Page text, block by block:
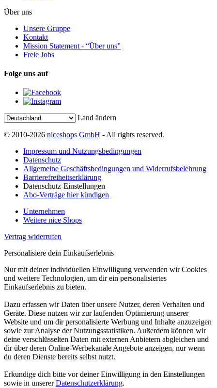
Über uns
Unsere Gruppe
Kontakt
Mission Statement - “Über uns”
Freie Jobs
Folge uns auf
Land ändern
© 2010-2026 niceshops GmbH - All rights reserved.
Impressum und Nutzungsbedingungen
Datenschutz
Allgemeine Geschäftsbedingungen und Widerrufsbelehrung
Barrierefreiheitserklärung
Datenschutz-Einstellungen
Abo-Verträge hier kündigen
Unternehmen
Weitere nice Shops
Vertrag widerrufen
Personalisiere dein Einkaufserlebnis
Nur mit deiner individuellen Einwilligung verwenden wir Cookies
und weitere Technologien, um dir ein personalisiertes
Einkaufserlebnis zu bieten.
Dazu erfassen wir Daten über unsere Nutzer, deren Verhalten und
Geräte. Diese nutzen wir zur laufenden Optimierung unserer
Website und um dir personalisierte Werbung und Inhalte anzuzeigen
sowie zur Analyse der Nutzungsstatistiken. Außerdem können wir
deine verschlüsselten Daten mit externen Anbietern abgleichen und
dir über deren Online-Werbekanäle Angebote anzeigen, nur wenn
du deren Dienste bereits selbst nutzt.
Erkundige dich bitte vor deiner Einwilligung in den Einstellungen
sowie in unsererDatenschutzerklärung.